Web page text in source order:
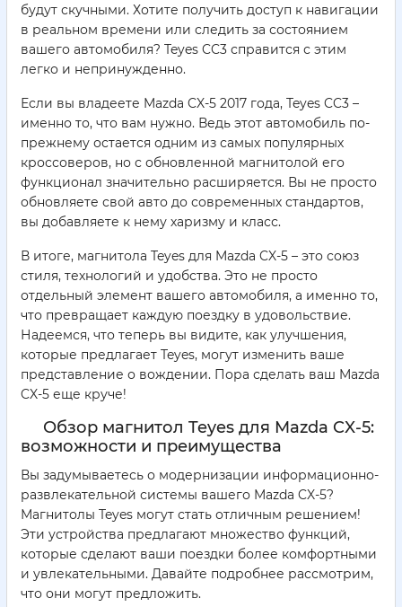
будут скучными. Хотите получить доступ к навигации
в реальном времени или следить за состоянием
вашего автомобиля? Teyes CC3 справится с этим
легко и непринужденно.
Если вы владеете Mazda CX-5 2017 года, Teyes CC3 –
именно то, что вам нужно. Ведь этот автомобиль по-
прежнему остается одним из самых популярных
кроссоверов, но с обновленной магнитолой его
функционал значительно расширяется. Вы не просто
обновляете свой авто до современных стандартов,
вы добавляете к нему харизму и класс.
В итоге, магнитола Teyes для Mazda CX-5 – это союз
стиля, технологий и удобства. Это не просто
отдельный элемент вашего автомобиля, а именно то,
что превращает каждую поездку в удовольствие.
Надеемся, что теперь вы видите, как улучшения,
которые предлагает Teyes, могут изменить ваше
представление о вождении. Пора сделать ваш Mazda
CX-5 еще круче!
Обзор магнитол Teyes для Mazda CX-5:
возможности и преимущества
Вы задумываетесь о модернизации информационно-
развлекательной системы вашего Mazda CX-5?
Магнитолы Teyes могут стать отличным решением!
Эти устройства предлагают множество функций,
которые сделают ваши поездки более комфортными
и увлекательными. Давайте подробнее рассмотрим,
что они могут предложить.